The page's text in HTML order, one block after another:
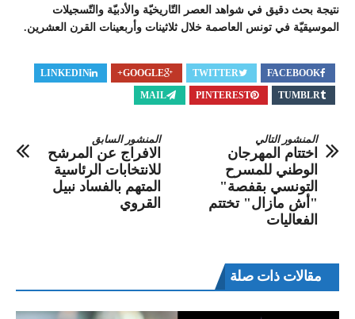
نتيجة بحث دقيق في شواهد العصر التّاريخيّة والأدبيّة والتّسجيلات
الموسيقيّة في تونس العاصمة خلال ثلاثينات وأربعينات القرن العشرين.
FACEBOOK
TWITTER
GOOGLE+
LINKEDIN
TUMBLR
PINTEREST
MAIL
المنشور السابق
الافراج عن المرشح
للانتخابات الرئاسية
المتهم بالفساد نبيل
القروي
المنشور التالي
اختتام المهرجان
الوطني للمسرح
التونسي بقفصة"
"أش مازال" تختتم
الفعاليات
مقالات ذات صلة